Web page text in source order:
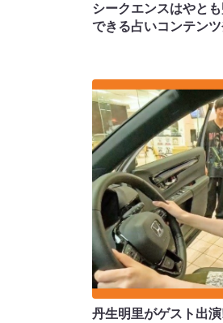
シークエンスはやと
できる占いコンテン
丹生明里がゲスト出